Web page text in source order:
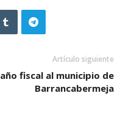
Artículo siguiente
fiscal al municipio de
Barrancabermeja